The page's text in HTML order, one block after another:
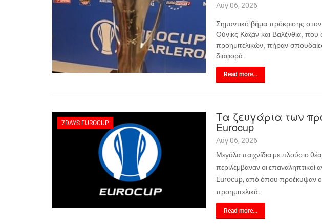
Αυγ 06, 2026
Σημαντικό βήμα πρόκρισης στον
Ούνικς Καζάν και Βαλένθια,
προημιτελικών, πήραν
διαφορά.
Read more...
7DAYS EUROCUP Τα ζευγάρια των
Eurocup
Αυγ 06, 2026
Μεγάλα παιχνίδια με πλούσιο
περιλέμβαναν οι
Eurocup, από όπου προέκυψαν
προημιτελικά.
Read more...